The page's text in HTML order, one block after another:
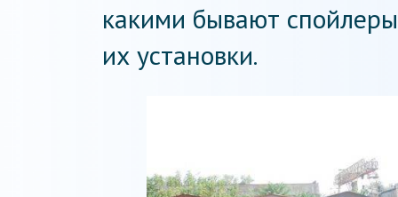
какими бывают
их установки.